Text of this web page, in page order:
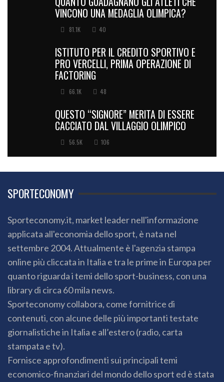
VINCONO UNA MEDAGLIA OLIMPICA?
81.1K 40
ISTITUTO PER IL CREDITO SPORTIVO E
PRO VERCELLI, PRIMA OPERAZIONE DI
FACTORING
66.1K 48
QUESTO “SIGNORE” MERITA DI ESSERE
CACCIATO DAL VILLAGGIO OLIMPICO
56.5K 106
SPORTECONOMY
Sporteconomy.it, market leader nell'informazione
applicata all'economia dello sport, è nata nel
settembre 2004. Attualmente è l'agenzia stampa
online più cliccata in Italia e tra le prime in Europa per
quanto riguarda i temi dello sport-business, con una
library di circa 60 mila news.
Sporteconomy collabora, come fornitrice di
contenuti, con alcune delle più importanti testate
giornalistiche in Italia e all’estero (radio, carta
stampata e tv).
Fornisce approfondimenti sui principali temi
economico-finanziari del mondo dello sport ed è stata